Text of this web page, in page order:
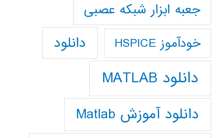
جعبه ابزار شبکه عصبی
خودآموز HSPICE دانلود
دانلود MATLAB
دانلود آموزش Matlab